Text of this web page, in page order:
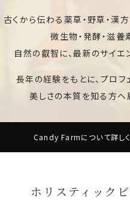
古くから伝わる薬草・野草・漢方
微生物・発酵・滋養
自然の叡智に、最新のサイエ
長年の経験をもとに、プロフ
美しさの本質を知る方へ
Candy Farmについて詳し
ホリスティック